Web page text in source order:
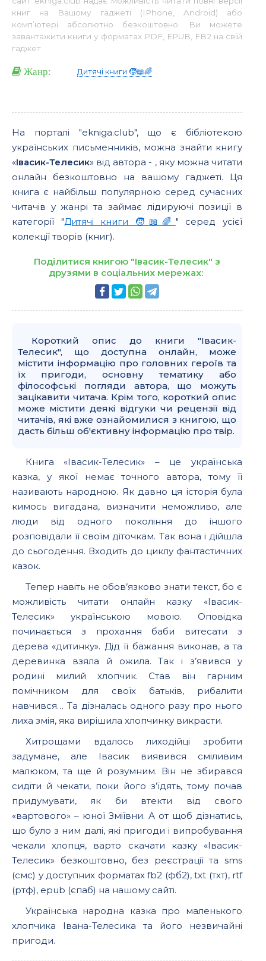
книг на Вашому гаджеті (IPhone, Android) або
комп’ютері абсолютно безкоштовно. Ви можете
завантажити книги у форматах PDF, EPUB, FB2 на свій
гаджет.
Жанр: Дитячі книги 🧒📖🌈
На порталі "ekniga.club", що є бібліотекою
українських письменників, можна знайти книгу
«Івасик-Телесик» від автора - , яку можна читати
онлайн безкоштовно на вашому гаджеті. Ця
книга є найбільш популярною серед сучасних
читачів у жанрі та займає лідируючі позиції в
категорії "Дитячі книги 🧒📖🌈 " серед усієї
колекції творів (книг).
Поділитися книгою "Івасик-Телесик" з
друзями в соціальних мережах:
Короткий опис до книги "Івасик-
Телесик", що доступна онлайн, може
містити інформацію про головних героїв та
їх пригоди, основну тематику або
філософські погляди автора, що можуть
зацікавити читача. Крім того, короткий опис
може містити деякі відгуки чи рецензії від
читачів, які вже ознайомилися з книгою, що
дасть більш об'єктивну інформацію про твір.
Книга «Івасик-Телесик» – це українська
казка, у якої немає точного автора, тому її
називають народною. Як давно ця історія була
кимось вигадана, визначити неможливо, але
люди від одного покоління до іншого
розповідали її своїм діточкам. Так вона і дійшла
до сьогодення. Входить до циклу фантастичних
казок.
Тепер навіть не обов’язково знати текст, бо є
можливість читати онлайн казку «Івасик-
Телесик» українською мовою. Оповідка
починається з прохання баби витесати з
дерева «дитинку». Дід її бажання виконав, а та
деревинка взяла й ожила. Так і з’явився у
родині милий хлопчик. Став він гарним
помічником для своїх батьків, рибалити
навчився… Та дізналась одного разу про нього
лиха змія, яка вирішила хлопчинку викрасти.
Хитрощами вдалось лиходійці зробити
задумане, але Івасик виявився сміливим
малюком, та ще й розумним. Він не збирався
сидіти й чекати, поки його з’їдять, тому почав
придумувати, як би втекти від свого
«вартового» – юної Зміївни. А от щоб дізнатись,
що було з ним далі, які пригоди і випробування
чекали хлопця, варто скачати казку «Івасик-
Телесик» безкоштовно, без реєстрації та sms
(смс) у доступних форматах fb2 (фб2), txt (тхт), rtf
(ртф), epub (єпаб) на нашому сайті.
Українська народна казка про маленького
хлопчика Івана-Телесика та його незвичайні
пригоди.